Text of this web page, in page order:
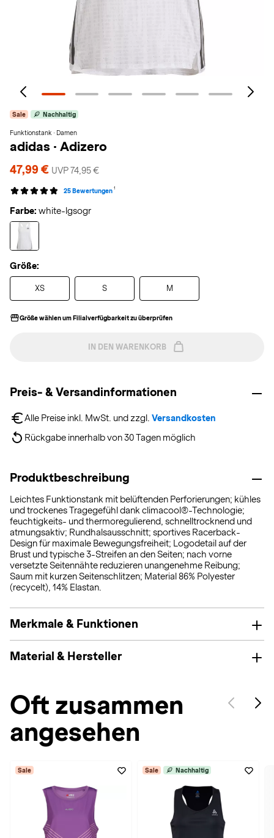
Sale Nachhaltig
Funktionstank · Damen
adidas · Adizero
47,99 € UVP 74,95 €
25 Bewertungen 1
Farbe: white-lgsogr
Größe:
XS S M
Größe wählen um Filialverfügbarkeit zu überprüfen
IN DEN WARENKORB
Preis- & Versandinformationen
Alle Preise inkl. MwSt. und zzgl. Versandkosten
Rückgabe innerhalb von 30 Tagen möglich
Produktbeschreibung
Leichtes Funktionstank mit belüftenden Perforierungen; kühles
und trockenes Tragegefühl dank climacool®-Technologie;
feuchtigkeits- und thermoregulierend, schnelltrocknend und
atmungsaktiv; Rundhalsausschnitt; sportives Racerback-
Design für maximale Bewegungsfreiheit; Logodetail auf der
Brust und typische 3-Streifen an den Seiten; nach vorne
versetzte Seitennähte reduzieren unangenehme Reibung;
Saum mit kurzen Seitenschlitzen; Material 86% Polyester
(recycelt), 14% Elastan.
Merkmale & Funktionen
Material & Hersteller
Oft zusammen
angesehen
Sale Sale Nachhaltig